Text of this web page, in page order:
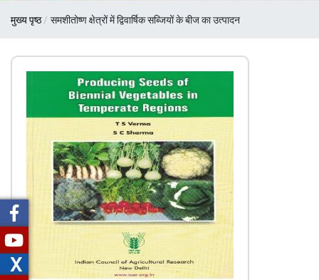
पग
मुख्य पृष्ठ समशीतोष्ण क्षेत्रों में द्विवार्षिक सब्जियों के बीज का उत्पादन
X